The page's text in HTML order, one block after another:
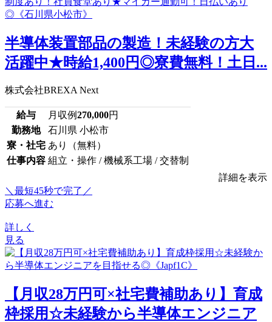
半導体装置部品の製造！未経験の方大
活躍中★時給1,400円◎寮費無料！土日...
株式会社BREXA Next
給与 月収例270,000円
勤務地
石川県 小松市
寮・社宅 あり（無料）
仕事内容 組立・操作 / 機械系工場 / 交替制
詳細を表示
＼最短45秒で完了／
応募へ進む
詳しく
見る
【月収28万円可×社宅費補助あり】育成
枠採用☆未経験から半導体エンジニア